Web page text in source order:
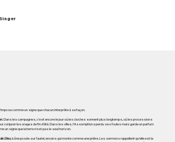
comme un signe que chacun interprète à sa façon.
. Dans les campagnes, c’est encore le jour où les cloches sonnent plus longtemps, où les processions
conjurer les orages de fin d’été. Dans les villes, l’Assomption a perdu ses foules mais garde un parfum
un signe que la terre n’est pas le seul horizon.
Dieu, icône posée sur l’autel, encens qui monte comme une prière. Les sermons rappellent qu’elle est la